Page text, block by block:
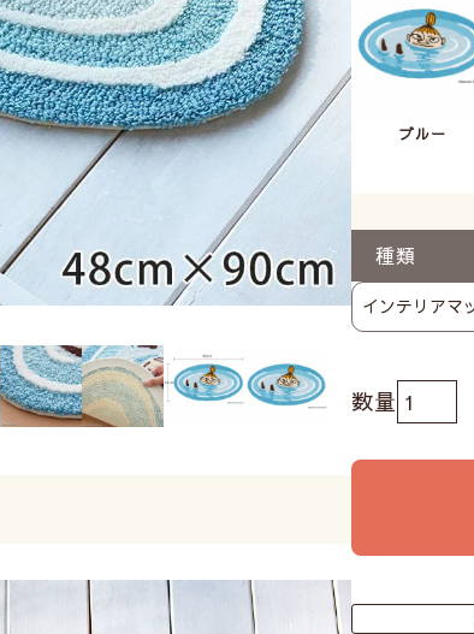
ブルー
種類